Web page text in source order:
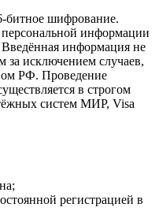
битное шифрование.
информации
информация не
за исключением случаев,
РФ. Проведение
в строгом
систем МИР, Visa
регистрацией в